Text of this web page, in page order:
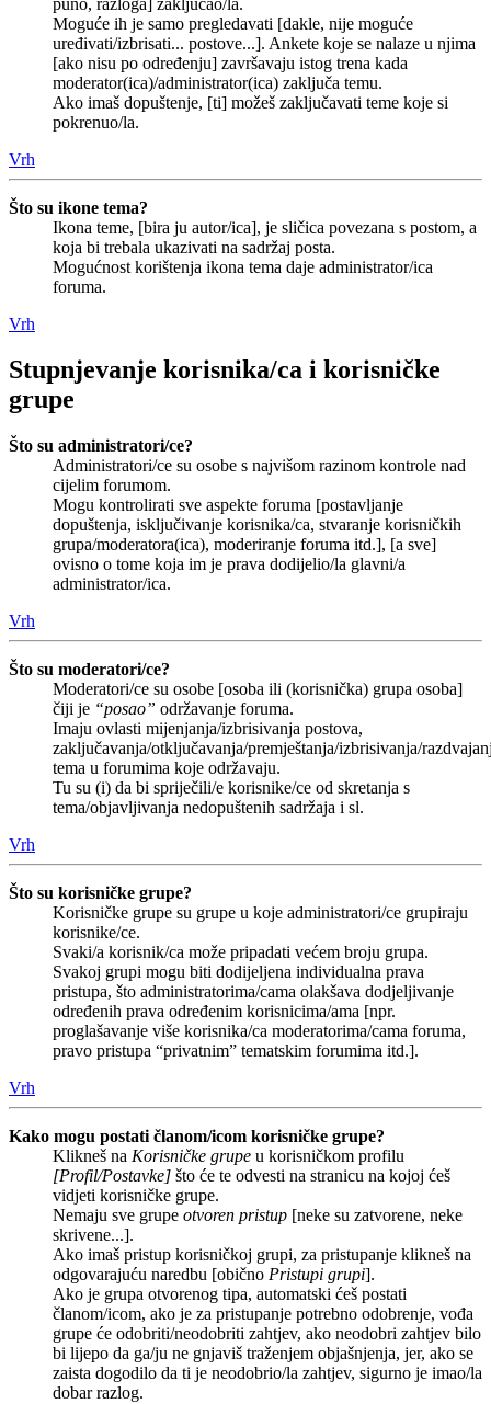
Moguće ih je samo pregledavati [dakle, nije moguće
uređivati/izbrisati... postove...]. Ankete koje se nalaze u njima
[ako nisu po određenju] završavaju istog trena kada
moderator(ica)/administrator(ica) zaključa temu.
Ako imaš dopuštenje, [ti] možeš zaključavati teme koje si
pokrenuo/la.
Vrh
Što su ikone tema?
Ikona teme, [bira ju autor/ica], je sličica povezana s postom, a
koja bi trebala ukazivati na sadržaj posta.
Mogućnost korištenja ikona tema daje administrator/ica
foruma.
Vrh
Stupnjevanje korisnika/ca i korisničke
grupe
Što su administratori/ce?
Administratori/ce su osobe s najvišom razinom kontrole nad
cijelim forumom.
Mogu kontrolirati sve aspekte foruma [postavljanje
dopuštenja, isključivanje korisnika/ca, stvaranje korisničkih
grupa/moderatora(ica), moderiranje foruma itd.], [a sve]
ovisno o tome koja im je prava dodijelio/la glavni/a
administrator/ica.
Vrh
Što su moderatori/ce?
Moderatori/ce su osobe [osoba ili (korisnička) grupa osoba]
čiji je “posao” održavanje foruma.
Imaju ovlasti mijenjanja/izbrisivanja postova,
zaključavanja/otključavanja/premještanja/izbrisivanja/
tema u forumima koje održavaju.
Tu su (i) da bi spriječili/e korisnike/ce od skretanja s
tema/objavljivanja nedopuštenih sadržaja i sl.
Vrh
Što su korisničke grupe?
Korisničke grupe su grupe u koje administratori/ce grupiraju
korisnike/ce.
Svaki/a korisnik/ca može pripadati većem broju grupa.
Svakoj grupi mogu biti dodijeljena individualna prava
pristupa, što administratorima/cama olakšava dodjeljivanje
određenih prava određenim korisnicima/ama [npr.
proglašavanje više korisnika/ca moderatorima/cama foruma,
pravo pristupa “privatnim” tematskim forumima itd.].
Vrh
Kako mogu postati članom/icom korisničke grupe?
Klikneš na Korisničke grupe u korisničkom profilu
[Profil/Postavke] što će te odvesti na stranicu na kojoj ćeš
vidjeti korisničke grupe.
Nemaju sve grupe otvoren pristup [neke su zatvorene, neke
skrivene...].
Ako imaš pristup korisničkoj grupi, za pristupanje klikneš na
odgovarajuću naredbu [obično Pristupi grupi].
Ako je grupa otvorenog tipa, automatski ćeš postati
članom/icom, ako je za pristupanje potrebno odobrenje, vođa
grupe će odobriti/neodobriti zahtjev, ako neodobri zahtjev bilo
bi lijepo da ga/ju ne gnjaviš traženjem objašnjenja, jer, ako se
zaista dogodilo da ti je neodobrio/la zahtjev, sigurno je imao/la
dobar razlog.